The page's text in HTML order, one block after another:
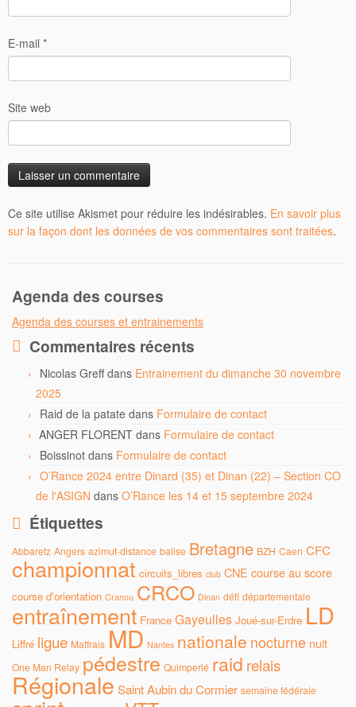
E-mail *
Site web
Ce site utilise Akismet pour réduire les indésirables. En savoir plus
sur la façon dont les données de vos commentaires sont traitées.
Agenda des courses
Agenda des courses et entrainements
Commentaires récents
Nicolas Greffdans Entrainement du dimanche 30 novembre
2025
Raid de la patate dans Formulaire de contact
ANGER FLORENT dans Formulaire de contact
Boissinot dans Formulaire de contact
O’Rance 2024 entre Dinard (35) et Dinan (22) – Section CO
de l'ASIGN dans O’Rance les 14 et 15 septembre 2024
Étiquettes
Abbaretz Angers azimut-distance balise Bretagne BZH Caen CFC
championnat circuits_libres club CNE course au score
course d'orientation Cranou CRCO Dinan défi départementale
entraînement France Gayeulles Joué-sur-Erdre LD
Liffré ligue Maffrais MD Nantes nationale nocturne nuit
One Man Relay pédestre Quimperlé raid relais
Régionale Saint Aubin du Cormier semaine fédérale